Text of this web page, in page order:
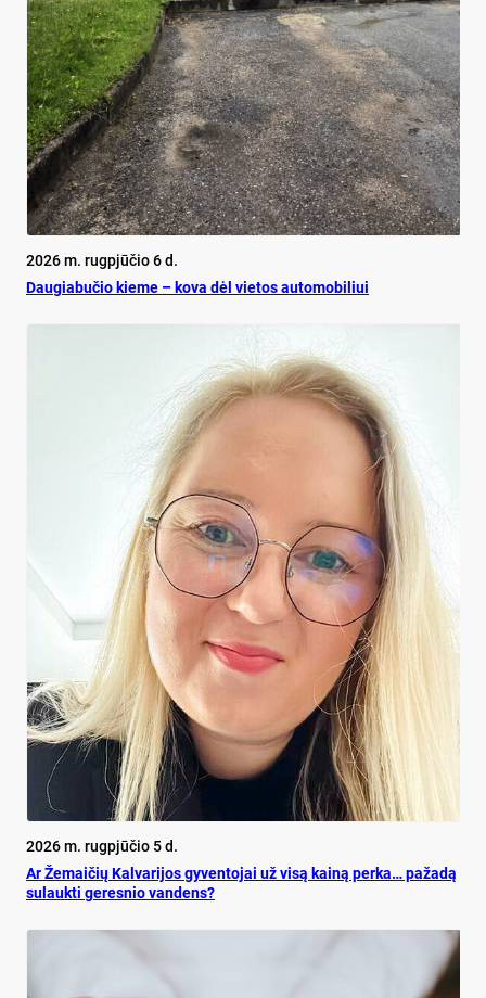
2026 m. rugpjūčio 6 d.
Dau­gia­bu­čio kie­me – ko­va dėl vie­tos au­to­mo­bi­liui
2026 m. rugpjūčio 5 d.
Ar Že­mai­čių Kal­va­ri­jos gy­ven­to­jai už vi­są kai­ną per­ka… pa­ža­dą
su­lauk­ti ge­res­nio van­dens?